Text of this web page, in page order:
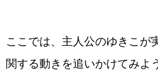
ここでは、主人公のゆきこが
関する動きを追いかけてみよ